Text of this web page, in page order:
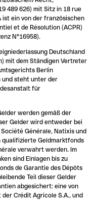
489 626) mit Sitz in 18 rue
ist ein von der französischen
et de Résolution (ACPR)
N°16958).
Deutschland
mit dem Ständigen Vertreter
Berlin
und steht unter der
für
werden gemäß der
Gelder wird entweder bei
Générale, Natixis und
Geldmarktfonds
verwahrt werden. Im
sind Einlagen bis zu
de Garantie des Dépôts
Teil dieser Gelder
abgesichert: eine von
Crédit Agricole S.A., und